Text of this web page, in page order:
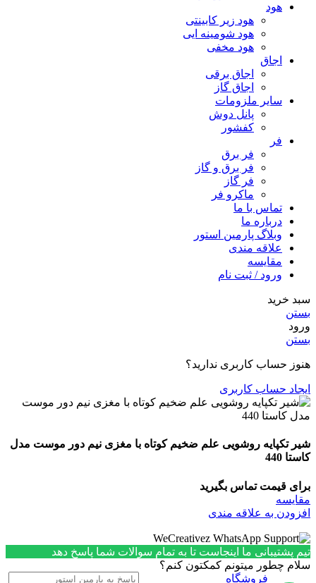
هود
هود زیر كابینتی
هود شومینه ایی
هود مخفى
اجاق
اجاق برقى
اجاق گاز
سایر ملزومات
پانل دوش
کفشور
فر
فر برق
فر برق و گاز
فر گاز
ماكرو فر
تماس با ما
درباره ما
وبلاگ پارمین استور
علاقه مندی
مقایسه
ورود / ثبت نام
سبد خرید
بستن
ورود
بستن
هنوز حساب کاربری ندارید؟
ایجاد حساب کاربری
شیر تکپایه روشویی علم ضخیم کوتاه با مغزی نیم دور موست مدل
کاستا 440
برای قیمت تماس بگیرید
مقایسه
افزودن به علاقه مندی
تیم پشتیبانی ما اینجاست تا به تمام سوالات شما پاسخ دهد
سلام چطور میتونم کمکتون کنم؟
فروشگاه